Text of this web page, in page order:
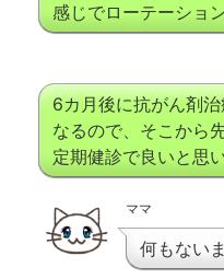
感じでローテーション
6カ月後に抗がん剤
なるので、そこから
定期健診で良いと思
ママ
何もない